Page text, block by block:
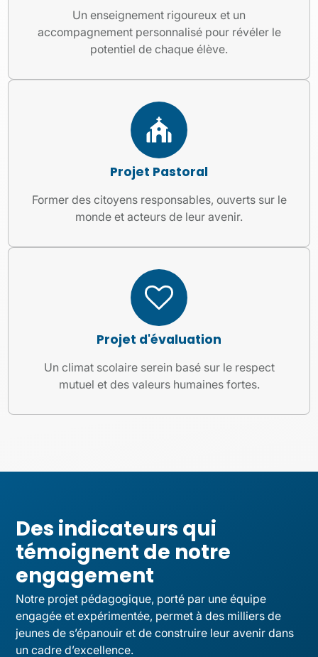
Un enseignement rigoureux et un
accompagnement personnalisé pour révéler le
potentiel de chaque élève.
Projet Pastoral
Former des citoyens responsables, ouverts sur le
monde et acteurs de leur avenir.
Projet d'évaluation
Un climat scolaire serein basé sur le respect
mutuel et des valeurs humaines fortes.
Des indicateurs qui
témoignent de notre
engagement
Notre projet pédagogique, porté par une équipe
engagée et expérimentée, permet à des milliers de
jeunes de s’épanouir et de construire leur avenir dans
un cadre d’excellence.